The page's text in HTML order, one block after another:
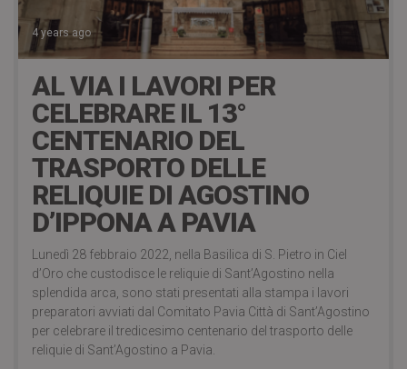
4 years ago
AL VIA I LAVORI PER
CELEBRARE IL 13°
CENTENARIO DEL
TRASPORTO DELLE
RELIQUIE DI AGOSTINO
D’IPPONA A PAVIA
Lunedì 28 febbraio 2022, nella Basilica di S. Pietro in Ciel
d’Oro che custodisce le reliquie di Sant’Agostino nella
splendida arca, sono stati presentati alla stampa i lavori
preparatori avviati dal Comitato Pavia Città di Sant’Agostino
per celebrare il tredicesimo centenario del trasporto delle
reliquie di Sant’Agostino a Pavia.